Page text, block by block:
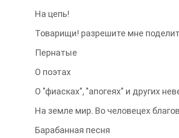
На цепь!
Товарищи! разрешите мне
Пернатые
О поэтах
О "фиасках", "апогеях" и других
На земле мир. Во человецех
Барабанная песня